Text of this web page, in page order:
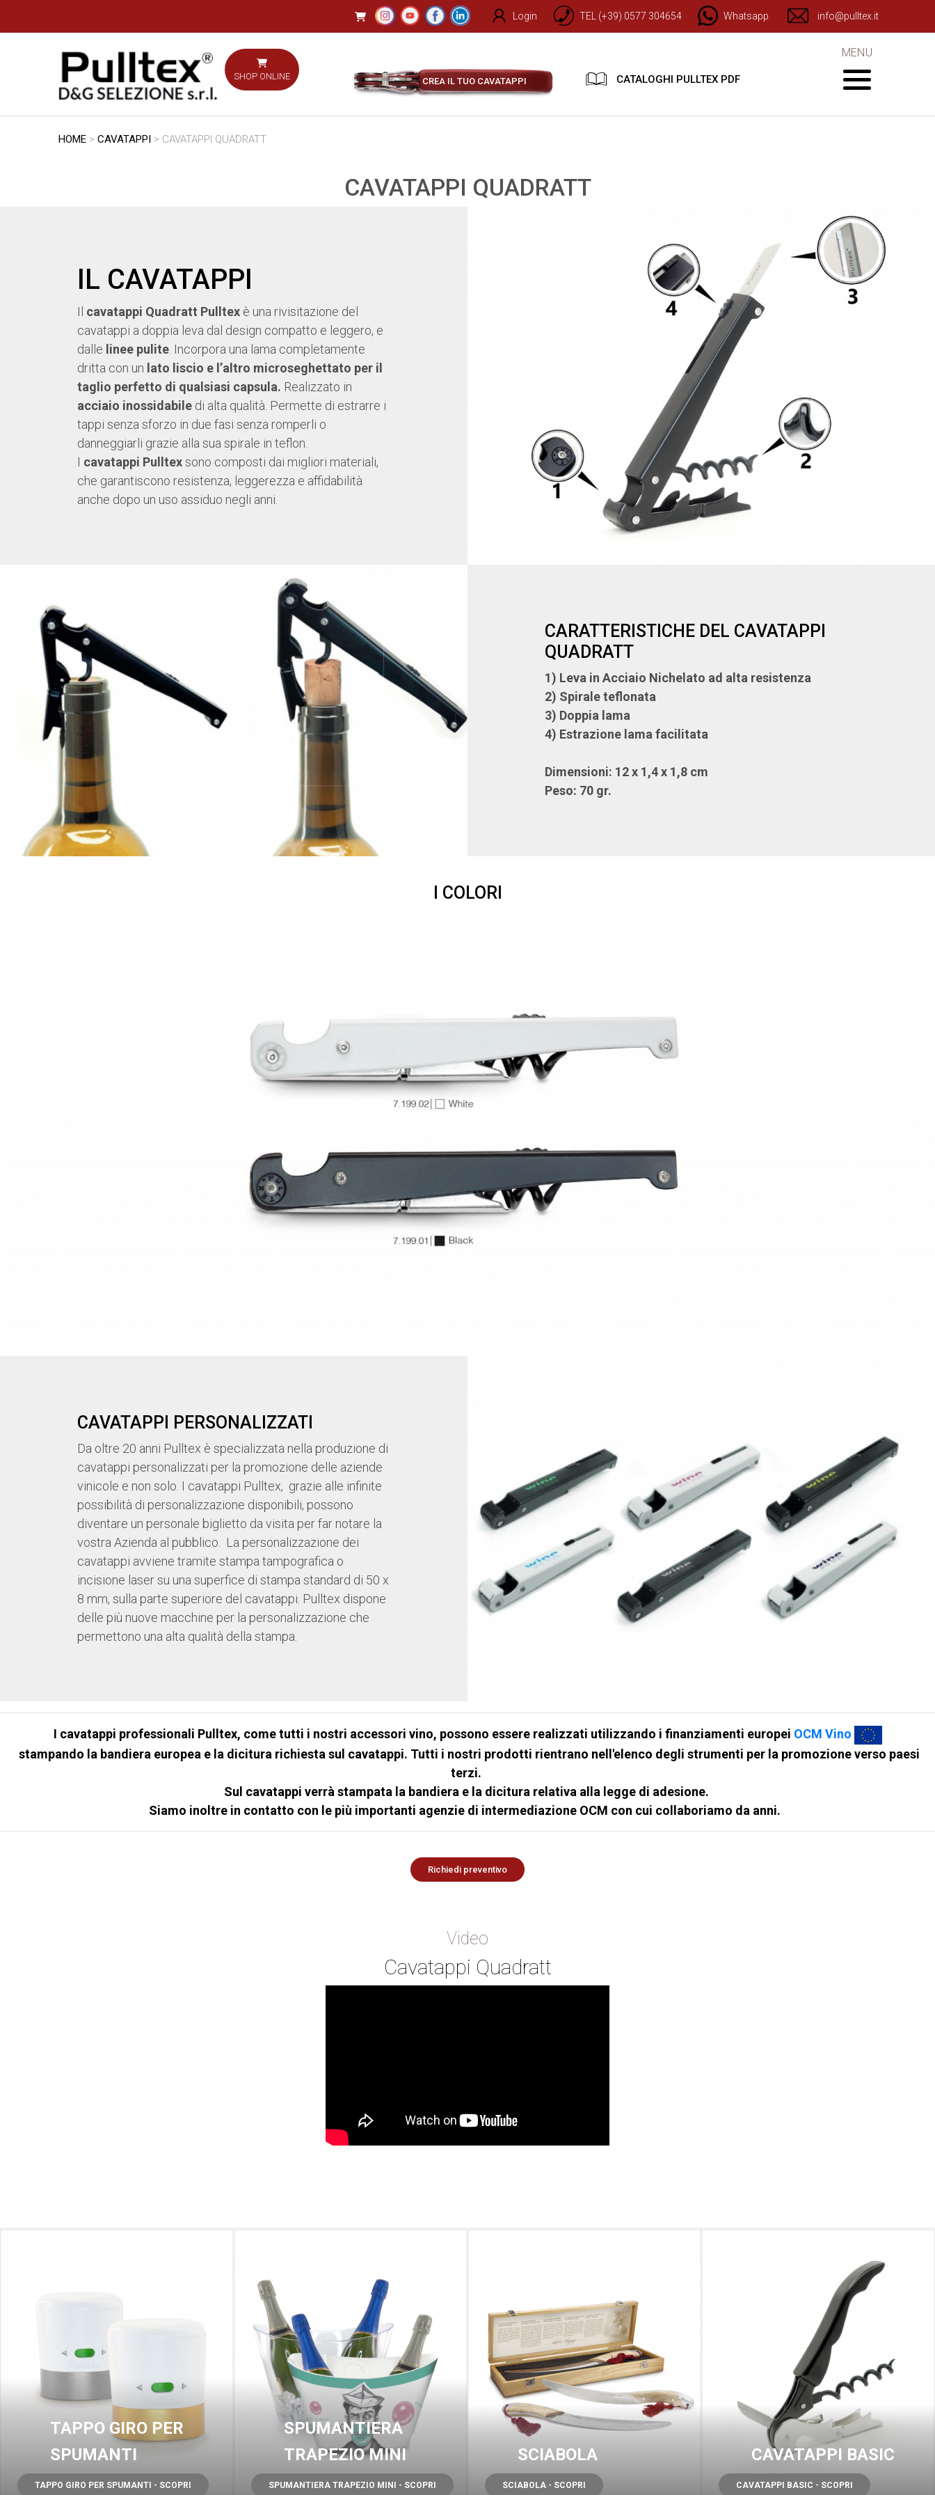
Login TEL (+39) 0577 304654 Whatsapp info@pulltex.it
CREA IL TUO CAVATAPPI
SHOP ONLINE CATALOGHI PULLTEX PDF
MENU
HOME > CAVATAPPI > CAVATAPPI QUADRATT
CAVATAPPI QUADRATT
IL CAVATAPPI
Il cavatappi Quadratt Pulltex è una rivisitazione del
cavatappi a doppia leva dal design compatto e leggero, e
dalle linee pulite . Incorpora una lama completamente
dritta con un lato liscio e l’altro microseghettato per il
taglio perfetto di qualsiasi capsula. Realizzato in
acciaio inossidabile di alta qualità. Permette di estrarre i
tappi senza sforzo in due fasi senza romperli o
danneggiarli grazie alla sua spirale in teflon.
I cavatappi Pulltexsono composti dai migliori materiali,
che garantiscono resistenza, leggerezza e affidabilità
anche dopo un uso assiduo negli anni.
CARATTERISTICHE DEL CAVATAPPI
QUADRATT
1) Leva in Acciaio Nichelato ad alta resistenza
2) Spirale teflonata
3) Doppia lama
4) Estrazione lama facilitata
Dimensioni: 12 x 1,4 x 1,8 cm
Peso: 70 gr.
I COLORI
CAVATAPPI PERSONALIZZATI
Da oltre 20 anni Pulltex è specializzata nella produzione di
cavatappi personalizzati per la promozione delle aziende
vinicole e non solo. I cavatappi Pulltex, grazie alle infinite
possibilità di personalizzazione disponibili, possono
diventare un personale biglietto da visita per far notare la
vostra Azienda al pubblico. La personalizzazione dei
cavatappi avviene tramite stampa tampografica o
incisione laser su una superfice di stampa standard di 50 x
8 mm, sulla parte superiore del cavatappi. Pulltex dispone
delle più nuove macchine per la personalizzazione che
permettono una alta qualità della stampa.
I cavatappi professionali Pulltex, come tutti i nostri accessori vino, possono essere realizzati utilizzando i finanziamenti europei OCM Vino
stampando la bandiera europea e la dicitura richiesta sul cavatappi. Tutti i nostri prodotti rientrano nell'elenco degli strumenti per la promozione verso paesi
terzi.
Sul cavatappi verrà stampata la bandiera e la dicitura relativa alla legge di adesione.
Siamo inoltre in contatto con le più importanti agenzie di intermediazione OCM con cui collaboriamo da anni.
Richiedi preventivo
Video
Cavatappi Quadratt
TAPPO GIRO PER
SPUMANTI
TAPPO GIRO PER SPUMANTI - SCOPRI
SPUMANTIERA
TRAPEZIO MINI
SPUMANTIERA TRAPEZIO MINI - SCOPRI
SCIABOLA
SCIABOLA - SCOPRI
CAVATAPPI BASIC
CAVATAPPI BASIC - SCOPRI